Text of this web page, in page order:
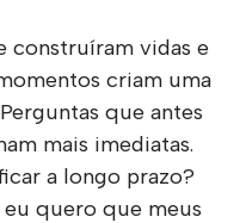
construíram vidas e
criam uma
que antes
mais imediatas.
a longo prazo?
quero que meus